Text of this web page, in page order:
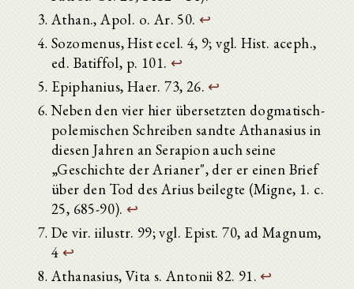
Athan., Apol. o. Ar. 50. ↩
Sozomenus, Hist ecel. 4, 9; vgl. Hist. aceph.,
ed. Batiffol, p. 101. ↩
Epiphanius, Haer. 73, 26. ↩
Neben den vier hier übersetzten dogmatisch-
polemischen Schreiben sandte Athanasius in
diesen Jahren an Serapion auch seine
„Geschichte der Arianer", der er einen Brief
über den Tod des Arius beilegte (Migne, 1. c.
25, 685-90). ↩
De vir. iilustr. 99; vgl. Epist. 70, ad Magnum,
4 ↩
Athanasius, Vita s. Antonii 82. 91. ↩